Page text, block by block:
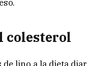
colesterol